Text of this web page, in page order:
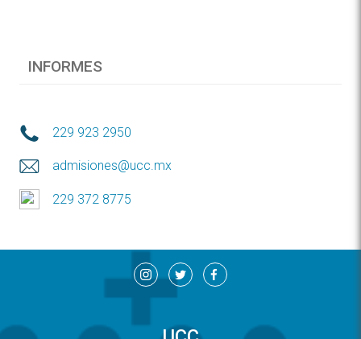
INFORMES
229 923 2950
admisiones@ucc.mx
229 372 8775